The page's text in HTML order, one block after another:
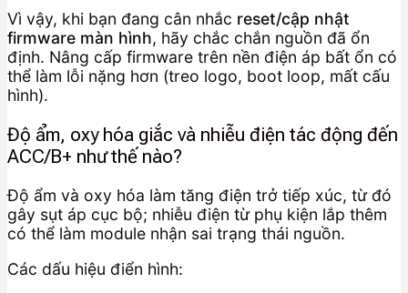
Vì vậy, khi bạn đang cân nhắc reset/cập nhật
firmware màn hình, hãy chắc chắn nguồn đã ổn
định. Nâng cấp firmware trên nền điện áp bất ổn có
thể làm lỗi nặng hơn (treo logo, boot loop, mất cấu
hình).
Độ ẩm, oxy hóa giắc và nhiễu điện tác động đến
ACC/B+ như thế nào?
Độ ẩm và oxy hóa làm tăng điện trở tiếp xúc, từ đó
gây sụt áp cục bộ; nhiễu điện từ phụ kiện lắp thêm
có thể làm module nhận sai trạng thái nguồn.
Các dấu hiệu điển hình: